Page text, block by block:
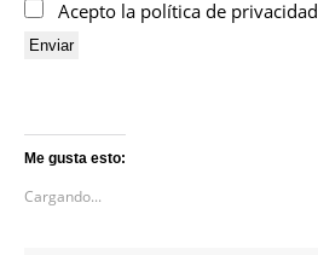
Acepto la política de privacidad
Enviar
Me gusta esto:
Cargando...